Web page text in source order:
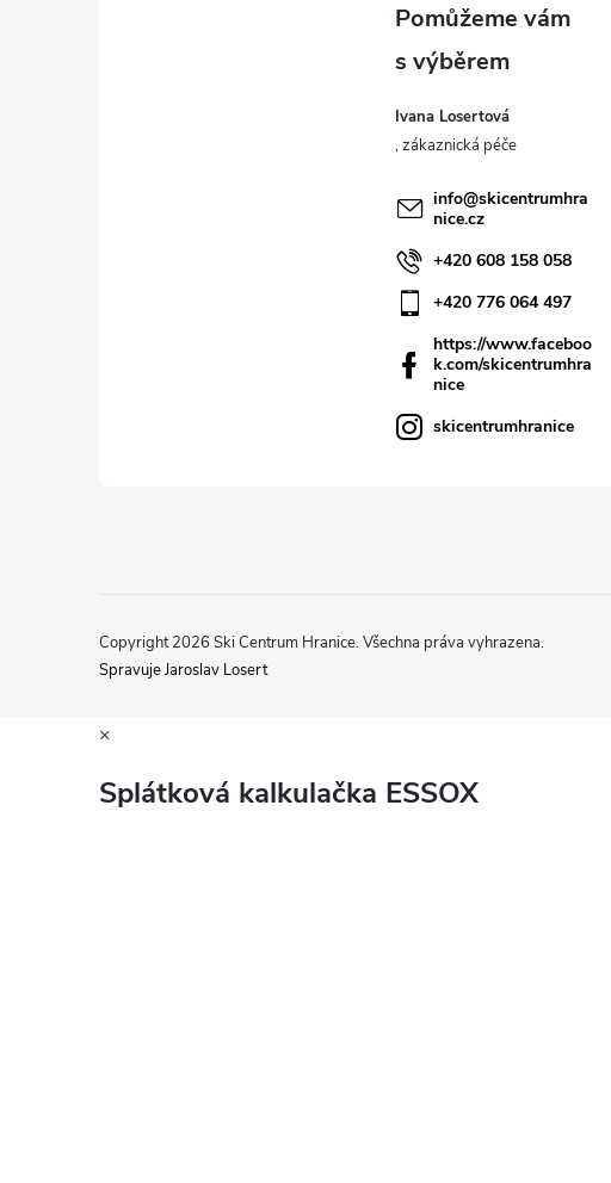
Ivana Losertová
info@skicentrumhra
nice.cz
+420 608 158 058
+420 776 064 497
https://www.faceboo
k.com/skicentrumhra
nice
skicentrumhranice
Copyright 2026 Ski Centrum Hranice. Všechna práva vyhrazena.
Spravuje Jaroslav Losert
×
Splátková kalkulačka ESSOX